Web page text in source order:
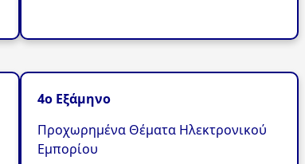
4ο Εξάμηνο
Προχωρημένα Θέματα Ηλεκτρονικού
Εμπορίου